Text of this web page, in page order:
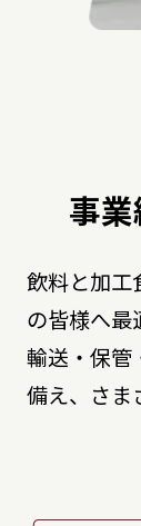
事
飲料と加工
の皆様へ最
輸送・保管
備え、さま